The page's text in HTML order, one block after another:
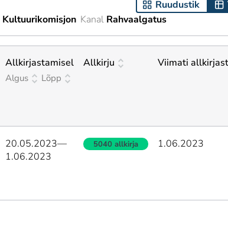
Ruudustik
Kultuurikomisjon Kanal Rahvaalgatus
Allkirjastamisel
Algus Lõpp
Allkirju Viimati
20.05.2023—
1.06.2023
5040 allkirja 1.06.2023